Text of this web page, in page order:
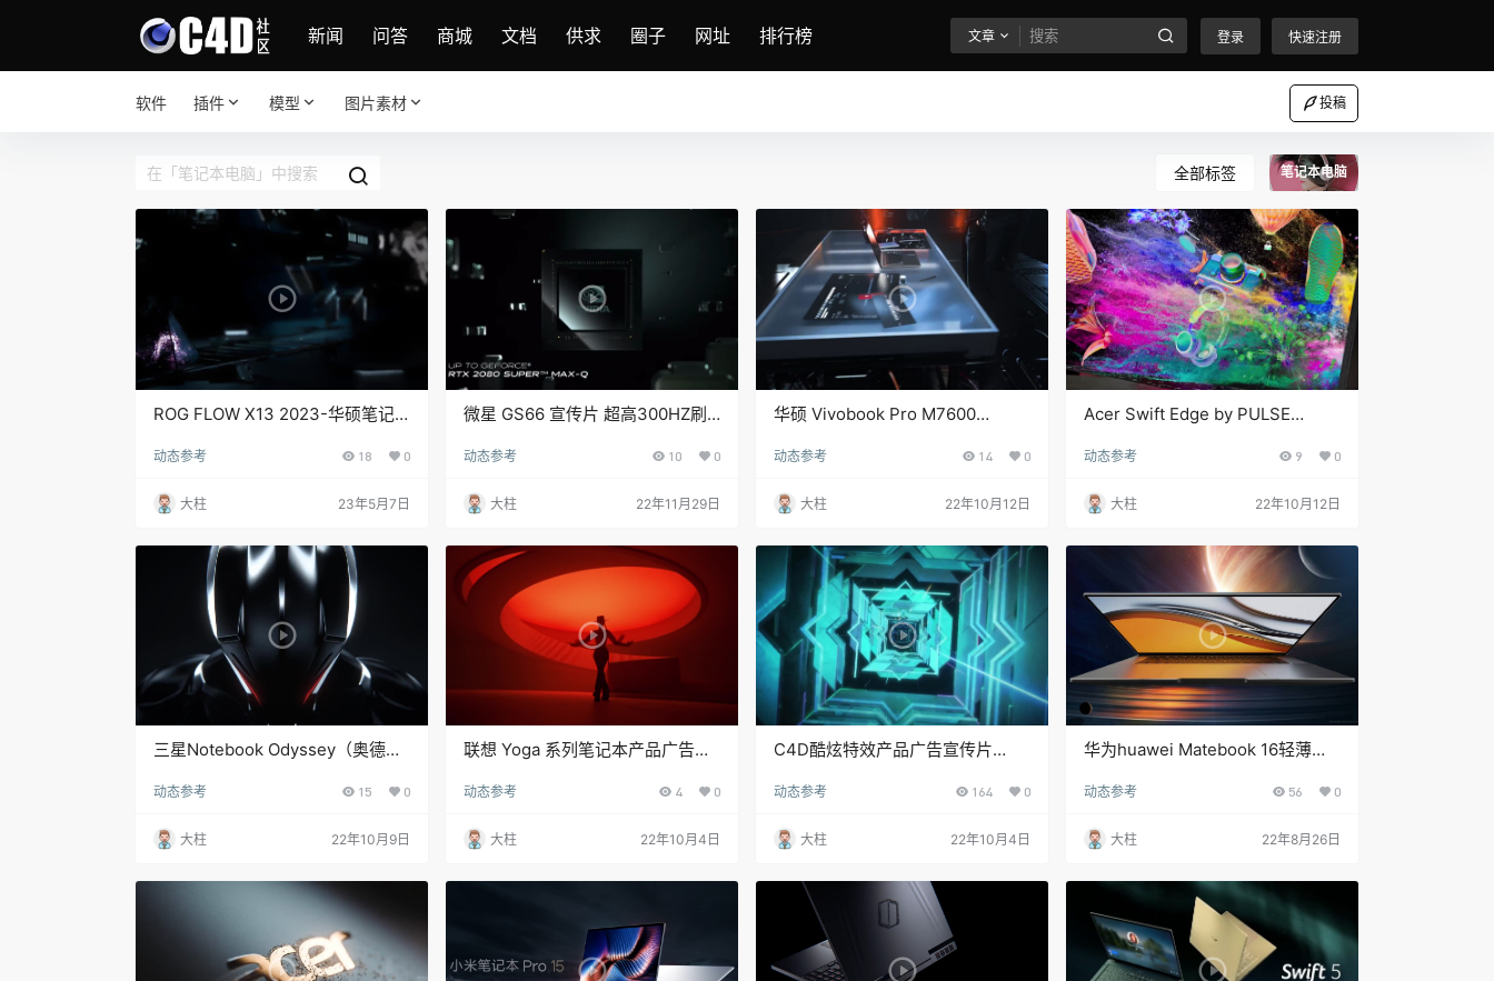
新闻 问答 商城 文档 供求 圈子 网址 排行榜 文章 登录 快速注册
软件 插件 模型 图片素材 投稿
全部标签 笔记本电脑
ROG FLOW X13 2023-华硕笔记
动态参考 18 0
大柱 23年5月7日
微星 GS66 宣传片 超高300HZ刷
动态参考 10 0
大柱 22年11月29日
华硕 Vivobook Pro M7600
动态参考 14 0
大柱 22年10月12日
Acer Swift Edge by PULSE
频
动态参考 9 0
大柱 22年10月12日
三星Notebook Odyssey（奥德
动态参考 15 0
大柱 22年10月9日
联想 Yoga 系列笔记本产品广告动
动态参考 4 0
大柱 22年10月4日
C4D酷炫特效产品广告宣传片
Edition by Wild Design
动态参考 164 0
大柱 22年10月4日
华为huawei Matebook 16轻薄本
动态参考 56 0
大柱 22年8月26日